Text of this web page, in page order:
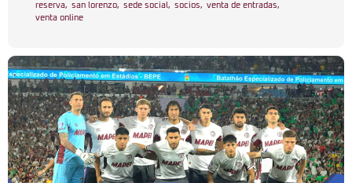
reserva, san lorenzo, sede social , socios, venta de entradas,
venta online